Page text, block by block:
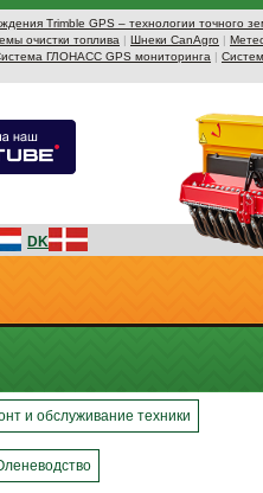
Trimble GPS – технологии точного
очистки топлива | Шнеки CanAgro |
ГЛОНАСС GPS мониторинга |
DK
и обслуживание техники